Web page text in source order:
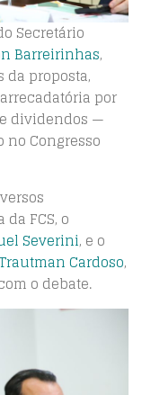
Secretário
Barreirinhas,
proposta,
por
dividendos —
Congresso
FCS, o
Severini, e o
Cardoso,
o debate.